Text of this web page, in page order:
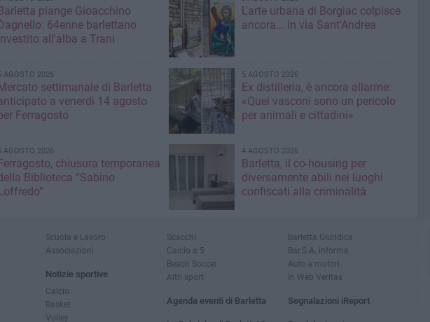
piange Gioacchino
64enne barlettano
all'alba a Trani
L'arte urbana di Borgiac colpisce
ancora... in via Sant'Andrea
AGOSTO 2026
settimanale di Barletta
a venerdì 14 agosto
Ferragosto
5 AGOSTO 2026
Ex distilleria, è ancora allarme:
«Quei vasconi sono un pericolo
per animali e cittadini»
AGOSTO 2026
chiusura temporanea
Biblioteca “Sabino
4 AGOSTO 2026
Barletta, il co-housing per
diversamente abili nei luoghi
confiscati alla criminalità
Scuola e Lavoro
Associazioni
Notizie sportive
Calcio
Basket
Volley
Scacchi
Calcio a 5
Beach Soccer
Altri sport
Agenda eventi di Barletta
Barletta Giuridica
Bar.S.A. informa
Auto e motori
In Web Veritas
Segnalazioni iReport